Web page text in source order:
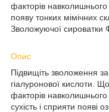
факторів
появу тонких мімічних
Зволожуючої сироватки
Опис
Підвищіть зволоження
гіалуронової кислоти.
факторів
сухість і сприяти появі